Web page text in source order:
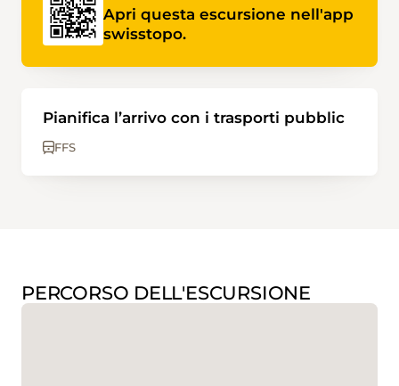
Apri questa escursione nell'app
swisstopo.
Pianifica l’arrivo con i trasporti pubblic
FFS
PERCORSO DELL'ESCURSIONE